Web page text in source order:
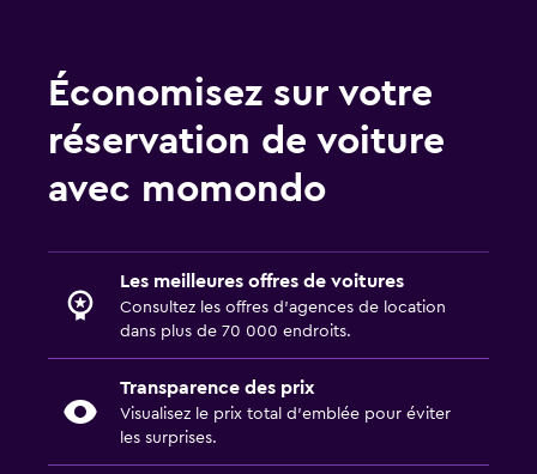
Économisez sur votre
réservation de voiture
avec momondo
Les meilleures offres de voitures
Consultez les offres d’agences de location
dans plus de 70 000 endroits.
Transparence des prix
Visualisez le prix total d’emblée pour éviter
les surprises.